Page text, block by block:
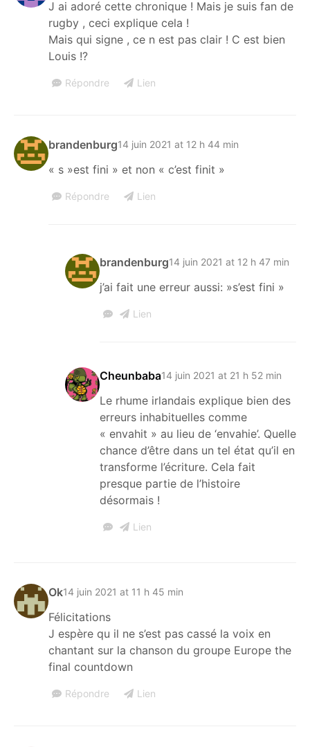
J ai adoré cette chronique ! Mais je suis fan de
rugby , ceci explique cela !
Mais qui signe , ce n est pas clair ! C est bien
Louis !?
Répondre Lien
brandenburg14 juin 2021 at 12 h 44 min
« s »est fini » et non « c’est finit »
Répondre Lien
brandenburg14 juin 2021 at 12 h 47 min
j’ai fait une erreur aussi: »s’est fini »
Lien
Cheunbaba14 juin 2021 at 21 h 52 min
Le rhume irlandais explique bien des
erreurs inhabituelles comme
« envahit » au lieu de ‘envahie’. Quelle
chance d’être dans un tel état qu’il en
transforme l’écriture. Cela fait
presque partie de l’histoire
désormais !
Lien
Ok14 juin 2021 at 11 h 45 min
Félicitations
J espère qu il ne s’est pas cassé la voix en
chantant sur la chanson du groupe Europe the
final countdown
Répondre Lien